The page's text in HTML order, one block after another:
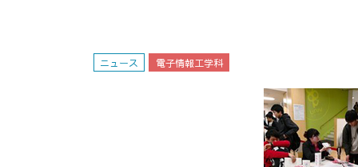
ニュース 電子情報工学科